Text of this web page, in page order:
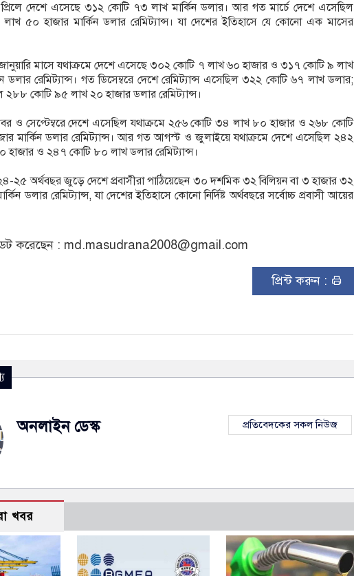
দেশে এসেছে ৩১২ কোটি ৭৩ লাখ মার্কিন ডলার। আর গত মার্চে দেশে এসেছিল
৫০ হাজার মার্কিন ডলার রেমিট্যান্স। যা দেশের ইতিহাসে যে কোনো এক মাসের
মাসে যথাক্রমে দেশে এসেছে ৩০২ কোটি ৭ লাখ ৬০ হাজার ও ৩১৭ কোটি ৯ লাখ
ডলার রেমিট্যান্স। গত ডিসেম্বরে দেশে রেমিট্যান্স এসেছিল ৩২২ কোটি ৬৭ লাখ ডলার;
২৮৮ কোটি ৯৫ লাখ ২০ হাজার ডলার রেমিট্যান্স।
ও সেপ্টেম্বরে দেশে এসেছিল যথাক্রমে ২৫৬ কোটি ৩৪ লাখ ৮০ হাজার ও ২৬৮ কোটি
মার্কিন ডলার রেমিট্যান্স। আর গত আগস্ট ও জুলাইয়ে যথাক্রমে দেশে এসেছিল ২৪২
হাজার ও ২৪৭ কোটি ৮০ লাখ ডলার রেমিট্যান্স।
২৫ অর্থবছর জুড়ে দেশে প্রবাসীরা পাঠিয়েছেন ৩০ দশমিক ৩২ বিলিয়ন বা ৩ হাজার ৩২
ডলার রেমিট্যান্স, যা দেশের ইতিহাসে কোনো নির্দিষ্ট অর্থবছরে সর্বোচ্চ প্রবাসী আয়ের
করেছেন : md.masudrana2008@gmail.com
প্রিন্ট করুন :
অনলাইন ডেস্ক প্রতিবেদকের সকল নিউজ
খবর